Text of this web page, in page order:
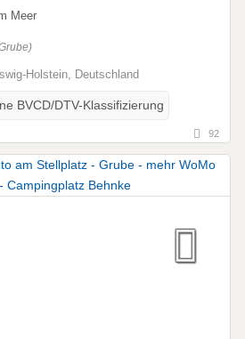
Meer
Holstein, Deutschland
BVCD/DTV-Klassifizierung
92